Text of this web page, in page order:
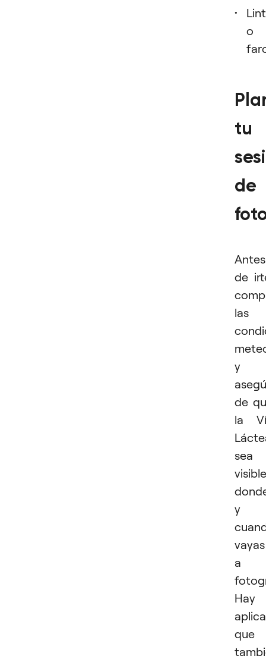
o
tu
de
Antes
de
las
y
de
la
sea
visible
y
vayas
a
Hay
que